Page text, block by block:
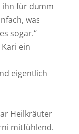
ihn für dumm
was
sogar.“
ein
eigentlich
Heilkräuter
mitfühlend.